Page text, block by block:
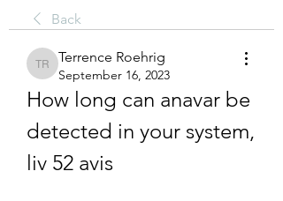
Back
Terrence Roehrig
Terrence Roehrig
September 16, 2023
How long can anavar be
detected in your system,
liv 52 avis